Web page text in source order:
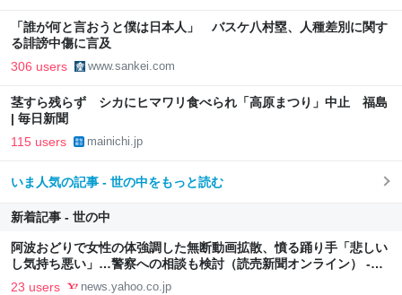
「誰が何と言おうと僕は日本人」 バスケ八村塁、人種差別に関す
る誹謗中傷に言及
306 users www.sankei.com
茎すら残らず シカにヒマワリ食べられ「高原まつり」中止 福島
| 毎日新聞
115 users mainichi.jp
いま人気の記事 - 世の中をもっと読む
新着記事 - 世の中
阿波おどりで女性の体強調した無断動画拡散、憤る踊り手「悲しい
し気持ち悪い」…警察への相談も検討（読売新聞オンライン） -
Yahoo!ニュース
23 users news.yahoo.co.jp